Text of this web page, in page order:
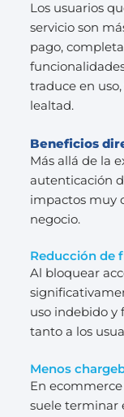
Los usuarios
servicio son
pago,
traduce en
lealtad.
Beneficios
Más allá de la
autenticación
impactos muy
negocio.
Reducción de
Al bloquear
uso indebido y
tanto a los
Menos
En
suele terminar